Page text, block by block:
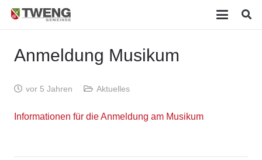
Anmeldung Musikum
vor 5 Jahren Aktuelles
Informationen für die Anmeldung am Musikum